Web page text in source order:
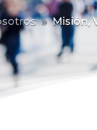
9 Misión,